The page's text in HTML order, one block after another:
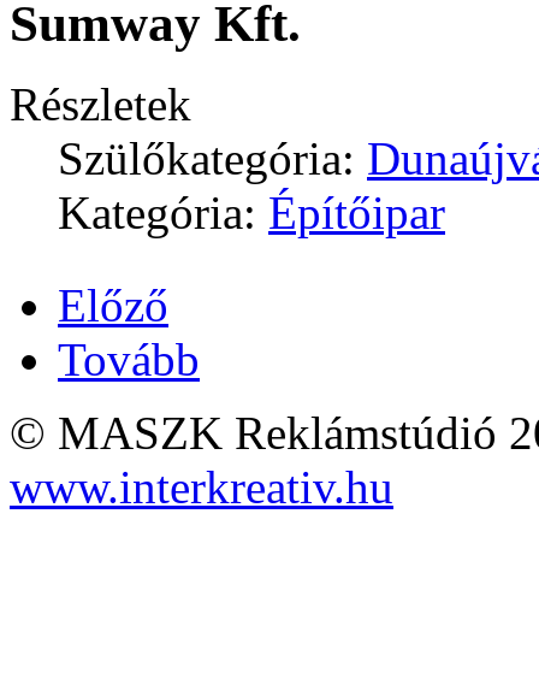
Sumway Kft.
Részletek
Szülőkategória:
Kategória: Építőipar
Előző
Tovább
© MASZK Reklámstúdió
www.interkreativ.hu